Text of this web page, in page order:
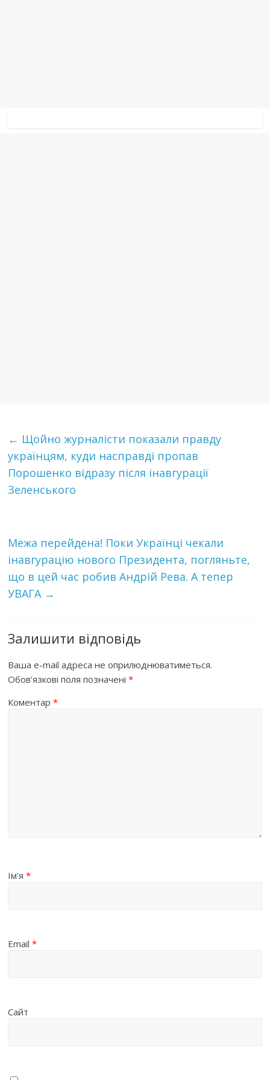
← Щойно журналісти показали правду
українцям, куди насправді пропав
Порошенко відразу після інавгурації
Зеленського
Межа перейдена! Поки Українці чекали
інавгурацію нового Президента, погляньте,
що в цей час робив Андрій Рева. А тепер
УВАГА →
Залишити відповідь
Ваша e-mail адреса не оприлюднюватиметься.
Обов’язкові поля позначені*
Коментар*
Ім'я*
Email*
Сайт